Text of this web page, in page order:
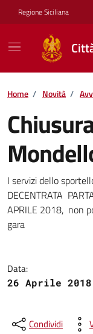
Vai ai contenuti
Vai al footer
Regione Siciliana
Home / Novità /
Dettagli
I servizi dello
DECENTRATA
APRILE 2018, non
gara
Data:
26 Aprile 2018
Condividi